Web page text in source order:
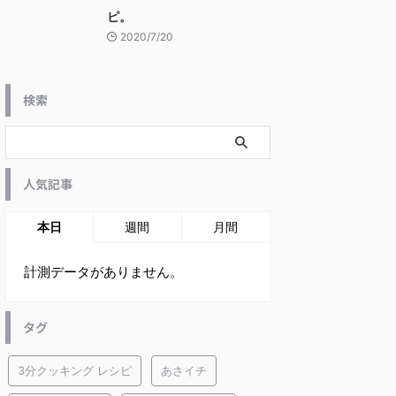
ピ。
2020/7/20
検索
人気記事
本日 週間 月間
計測データがありません。
タグ
3分クッキング レシピ あさイチ